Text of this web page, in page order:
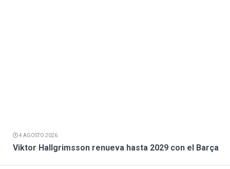
4 AGOSTO 2026
Viktor Hallgrimsson renueva hasta 2029 con el Barça